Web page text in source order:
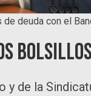
deuda con el
y de la